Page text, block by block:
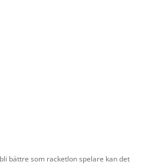
bättre som racketlon spelare kan det